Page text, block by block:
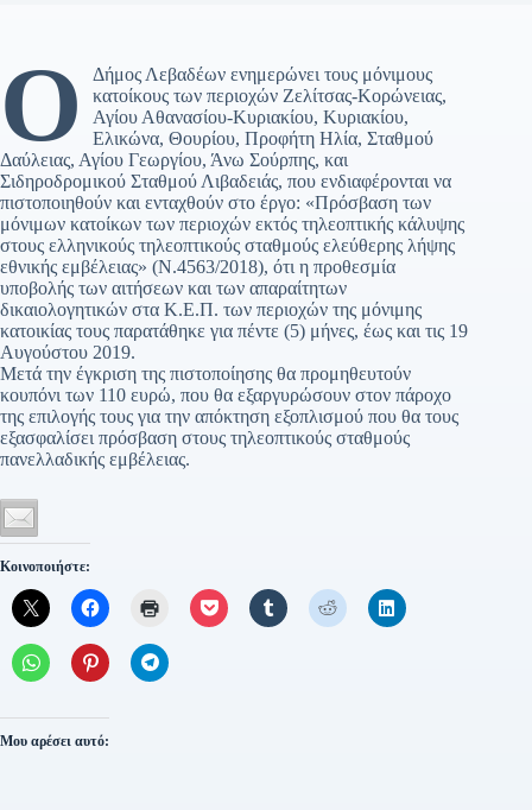
Ο
Δήμος Λεβαδέων ενημερώνει τους μόνιμους
κατοίκους των περιοχών Ζελίτσας-Κορώνειας,
Αγίου Αθανασίου-Κυριακίου, Κυριακίου,
Ελικώνα, Θουρίου, Προφήτη Ηλία, Σταθμού
Δαύλειας, Αγίου Γεωργίου, Άνω Σούρπης, και
Σιδηροδρομικού Σταθμού Λιβαδειάς, που ενδιαφέρονται να
πιστοποιηθούν και ενταχθούν στο έργο: «Πρόσβαση των
μόνιμων κατοίκων των περιοχών εκτός τηλεοπτικής κάλυψης
στους ελληνικούς τηλεοπτικούς σταθμούς ελεύθερης λήψης
εθνικής εμβέλειας» (Ν.4563/2018), ότι η προθεσμία
υποβολής των αιτήσεων και των απαραίτητων
δικαιολογητικών στα Κ.Ε.Π. των περιοχών της μόνιμης
κατοικίας τους παρατάθηκε για πέντε (5) μήνες, έως και τις 19
Αυγούστου 2019.
Μετά την έγκριση της πιστοποίησης θα προμηθευτούν
κουπόνι των 110 ευρώ, που θα εξαργυρώσουν στον πάροχο
της επιλογής τους για την απόκτηση εξοπλισμού που θα τους
εξασφαλίσει πρόσβαση στους τηλεοπτικούς σταθμούς
πανελλαδικής εμβέλειας.
Κοινοποιήστε:
Μου αρέσει αυτό: